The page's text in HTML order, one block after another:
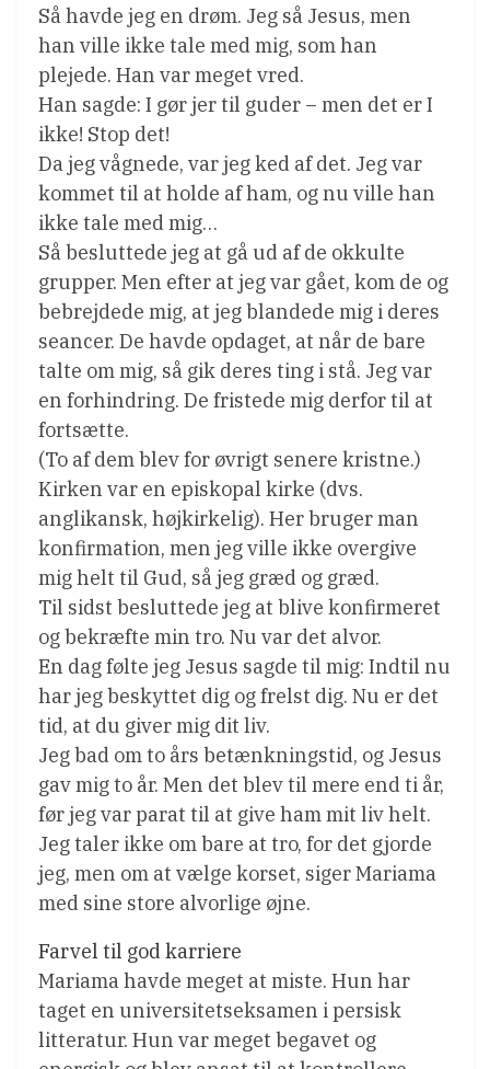
Så havde jeg en drøm. Jeg så Jesus, men
han ville ikke tale med mig, som han
plejede. Han var meget vred.
Han sagde: I gør jer til guder – men det er I
ikke! Stop det!
Da jeg vågnede, var jeg ked af det. Jeg var
kommet til at holde af ham, og nu ville han
ikke tale med mig…
Så besluttede jeg at gå ud af de okkulte
grupper. Men efter at jeg var gået, kom de og
bebrejdede mig, at jeg blandede mig i deres
seancer. De havde opdaget, at når de bare
talte om mig, så gik deres ting i stå. Jeg var
en forhindring. De fristede mig derfor til at
fortsætte.
(To af dem blev for øvrigt senere kristne.)
Kirken var en episkopal kirke (dvs.
anglikansk, højkirkelig). Her bruger man
konfirmation, men jeg ville ikke overgive
mig helt til Gud, så jeg græd og græd.
Til sidst besluttede jeg at blive konfirmeret
og bekræfte min tro. Nu var det alvor.
En dag følte jeg Jesus sagde til mig: Indtil nu
har jeg beskyttet dig og frelst dig. Nu er det
tid, at du giver mig dit liv.
Jeg bad om to års betænkningstid, og Jesus
gav mig to år. Men det blev til mere end ti år,
før jeg var parat til at give ham mit liv helt.
Jeg taler ikke om bare at tro, for det gjorde
jeg, men om at vælge korset, siger Mariama
med sine store alvorlige øjne.
Farvel til god karriere
Mariama havde meget at miste. Hun har
taget en universitetseksamen i persisk
litteratur. Hun var meget begavet og